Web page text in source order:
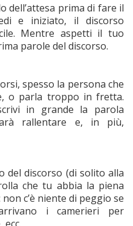
dell’attesa prima di fare il
e iniziato, il discorso
Mentre aspetti il tuo
parole del discorso.
spesso la persona che
o parla troppo in fretta.
in grande la parola
rallentare e, in più,
del discorso (di solito alla
che tu abbia la piena
c’è niente di peggio se
i camerieri per